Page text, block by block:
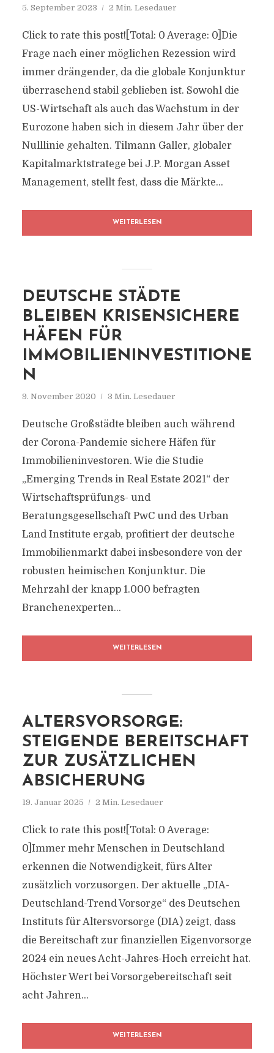
5. September 2023 2 Min. Lesedauer
Click to rate this post![Total: 0 Average: 0]Die
Frage nach einer möglichen Rezession wird
immer drängender, da die globale Konjunktur
überraschend stabil geblieben ist. Sowohl die
US-Wirtschaft als auch das Wachstum in der
Eurozone haben sich in diesem Jahr über der
Nulllinie gehalten. Tilmann Galler, globaler
Kapitalmarktstratege bei J.P. Morgan Asset
Management, stellt fest, dass die Märkte...
WEITERLESEN
DEUTSCHE STÄDTE
BLEIBEN KRISENSICHERE
HÄFEN FÜR
IMMOBILIENINVESTITIONE
N
9. November 2020 3 Min. Lesedauer
Deutsche Großstädte bleiben auch während
der Corona-Pandemie sichere Häfen für
Immobilieninvestoren. Wie die Studie
„Emerging Trends in Real Estate 2021“ der
Wirtschaftsprüfungs- und
Beratungsgesellschaft PwC und des Urban
Land Institute ergab, profitiert der deutsche
Immobilienmarkt dabei insbesondere von der
robusten heimischen Konjunktur. Die
Mehrzahl der knapp 1.000 befragten
Branchenexperten...
WEITERLESEN
ALTERSVORSORGE:
STEIGENDE BEREITSCHAFT
ZUR ZUSÄTZLICHEN
ABSICHERUNG
19. Januar 2025 2 Min. Lesedauer
Click to rate this post![Total: 0 Average:
0]Immer mehr Menschen in Deutschland
erkennen die Notwendigkeit, fürs Alter
zusätzlich vorzusorgen. Der aktuelle „DIA-
Deutschland-Trend Vorsorge“ des Deutschen
Instituts für Altersvorsorge (DIA) zeigt, dass
die Bereitschaft zur finanziellen Eigenvorsorge
2024 ein neues Acht-Jahres-Hoch erreicht hat.
Höchster Wert bei Vorsorgebereitschaft seit
acht Jahren...
WEITERLESEN